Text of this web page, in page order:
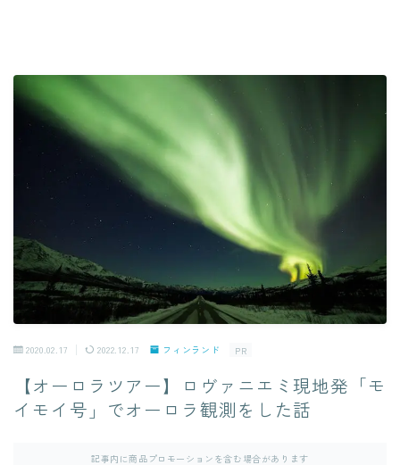
2020.02.17 2022.12.17 フィンランド PR
【オーロラツアー】ロヴァニエミ現地発「モ
イモイ号」でオーロラ観測をした話
記事内に商品プロモーションを含む場合があります